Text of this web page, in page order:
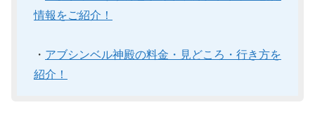
情報をご紹介！
・ アブシンベル神殿の料金・見どころ・行き方を
紹介！